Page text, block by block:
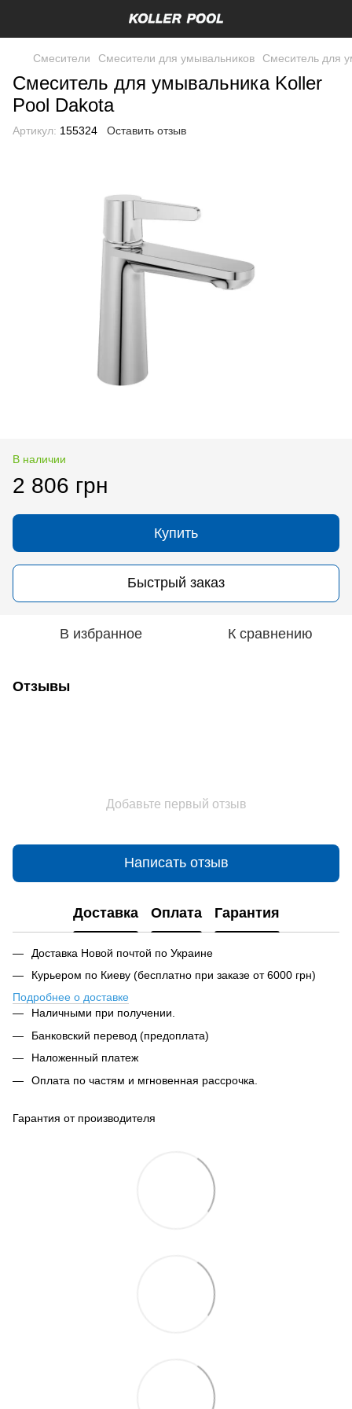
Смесители Смесители для умывальников Смеситель для
Смеситель для умывальника Koller
Pool Dakota
Артикул: 155324 Оставить отзыв
В наличии
2 806 грн
Купить
Быстрый заказ
В избранное К сравнению
Отзывы
Добавьте первый отзыв
Написать отзыв
Доставка Оплата Гарантия
Доставка Новой почтой по Украине
Курьером по Киеву (бесплатно при заказе от 6000 грн)
Подробнее о доставке
Наличными при получении.
Банковский перевод (предоплата)
Наложенный платеж
Оплата по частям и мгновенная рассрочка.
Гарантия от производителя